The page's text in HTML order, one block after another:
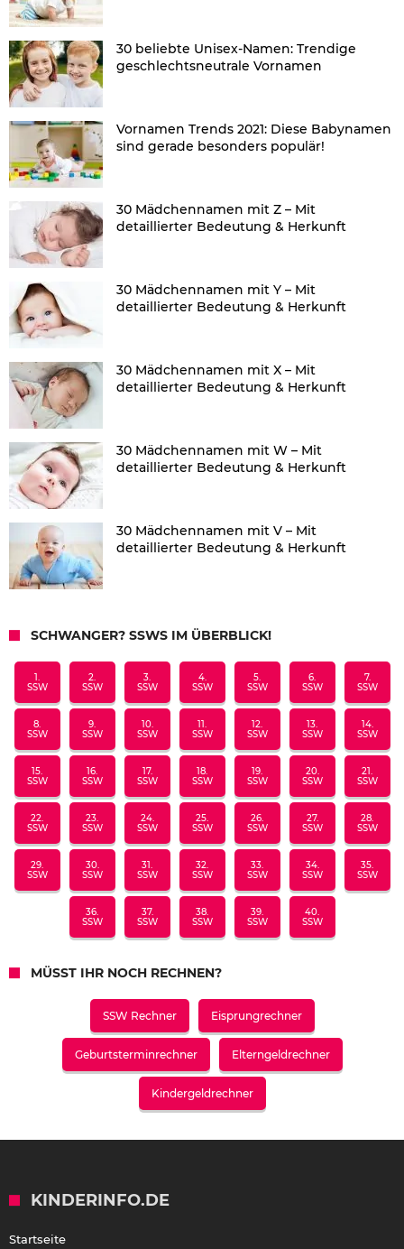
30 beliebte Unisex-Namen: Trendige
geschlechtsneutrale Vornamen
Vornamen Trends 2021: Diese Babynamen
sind gerade besonders populär!
30 Mädchennamen mit Z – Mit
detaillierter Bedeutung & Herkunft
30 Mädchennamen mit Y – Mit
detaillierter Bedeutung & Herkunft
30 Mädchennamen mit X – Mit
detaillierter Bedeutung & Herkunft
30 Mädchennamen mit W – Mit
detaillierter Bedeutung & Herkunft
30 Mädchennamen mit V – Mit
detaillierter Bedeutung & Herkunft
SCHWANGER? SSWS IM ÜBERBLICK!
1.
SSW
2.
SSW
3.
SSW
4.
SSW
5.
SSW
6.
SSW
7.
SSW
8.
SSW
9.
SSW
10.
SSW
11.
SSW
12.
SSW
13.
SSW
14.
SSW
15.
SSW
16.
SSW
17.
SSW
18.
SSW
19.
SSW
20.
SSW
21.
SSW
22.
SSW
23.
SSW
24.
SSW
25.
SSW
26.
SSW
27.
SSW
28.
SSW
29.
SSW
30.
SSW
31.
SSW
32.
SSW
33.
SSW
34.
SSW
35.
SSW
36.
SSW
37.
SSW
38.
SSW
39.
SSW
40.
SSW
MÜSST IHR NOCH RECHNEN?
SSW Rechner Eisprungrechner
Geburtsterminrechner Elterngeldrechner
Kindergeldrechner
KINDERINFO.DE
Startseite